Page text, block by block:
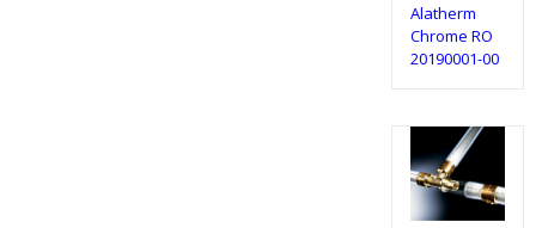
Alatherm
Chrome RO
20190001-00